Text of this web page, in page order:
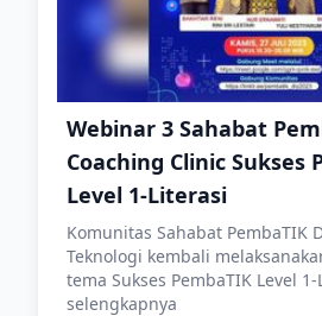
Webinar 3 Sahabat
Coaching Clinic Sukses
Level 1-Literasi
Komunitas Sahabat PembaTIK
Teknologi kembali
tema Sukses PembaTIK Level
selengkapnya